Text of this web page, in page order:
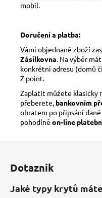
mobil.
Doručení a platba:
Vámi objednané zboží
Zásilkovna . Na výběr
konkrétní adresu (domů
Z-point.
Zaplatit můžete klasicky
přeberete, bankovním
obratem po připsání
pohodlně on-line
Dotazník
Jaké typy krytů